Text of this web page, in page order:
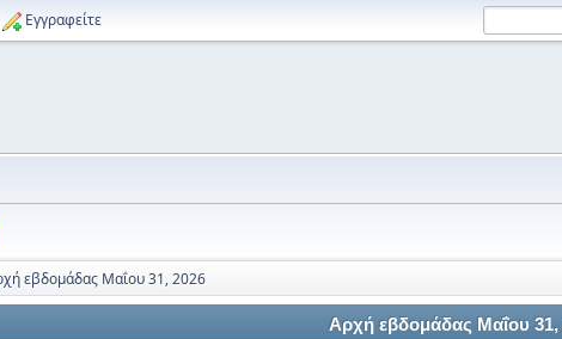
Εγγραφείτε
εβδομάδας Μαΐου 31, 2026
Αρχή εβδομάδας Μαΐου 31,